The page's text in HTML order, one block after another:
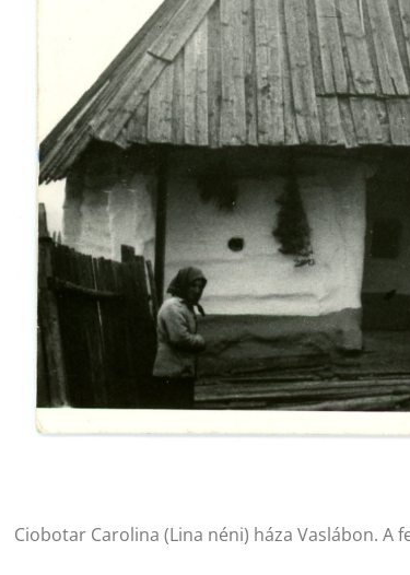
Ciobotar Carolina (Lina néni) háza Vaslábon.